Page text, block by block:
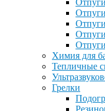
Химия для
Тепличные
Грелки